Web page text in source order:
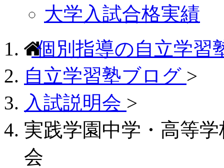
大学入試合格実績
個別指導の自立学習
自立学習塾ブログ >
入試説明会 >
実践学園中学・高等
会